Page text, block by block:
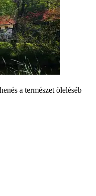
a természet öleléséb